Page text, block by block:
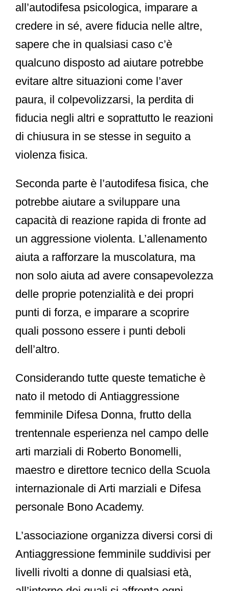
all’autodifesa psicologica, imparare a
credere in sé, avere fiducia nelle altre,
sapere che in qualsiasi caso c’è
qualcuno disposto ad aiutare potrebbe
evitare altre situazioni come l’aver
paura, il colpevolizzarsi, la perdita di
fiducia negli altri e soprattutto le reazioni
di chiusura in se stesse in seguito a
violenza fisica.
Seconda parte è l’autodifesa fisica, che
potrebbe aiutare a sviluppare una
capacità di reazione rapida di fronte ad
un aggressione violenta. L’allenamento
aiuta a rafforzare la muscolatura, ma
non solo aiuta ad avere consapevolezza
delle proprie potenzialità e dei propri
punti di forza, e imparare a scoprire
quali possono essere i punti deboli
dell’altro.
Considerando tutte queste tematiche è
nato il metodo di Antiaggressione
femminile Difesa Donna, frutto della
trentennale esperienza nel campo delle
arti marziali di Roberto Bonomelli,
maestro e direttore tecnico della Scuola
internazionale di Arti marziali e Difesa
personale Bono Academy.
L’associazione organizza diversi corsi di
Antiaggressione femminile suddivisi per
livelli rivolti a donne di qualsiasi età,